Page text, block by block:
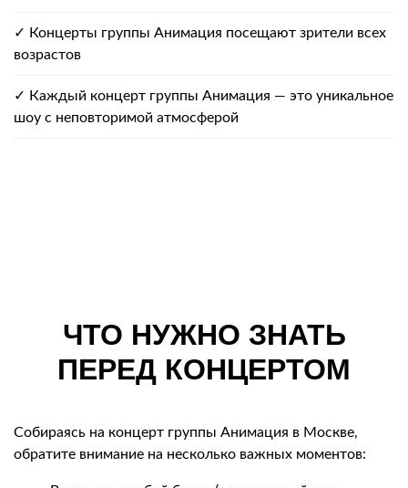
✓ Концерты группы Анимация посещают зрители всех
возрастов
✓ Каждый концерт группы Анимация — это уникальное
шоу с неповторимой атмосферой
ЧТО НУЖНО ЗНАТЬ
ПЕРЕД КОНЦЕРТОМ
Собираясь на концерт группы Анимация в Москве,
обратите внимание на несколько важных моментов: